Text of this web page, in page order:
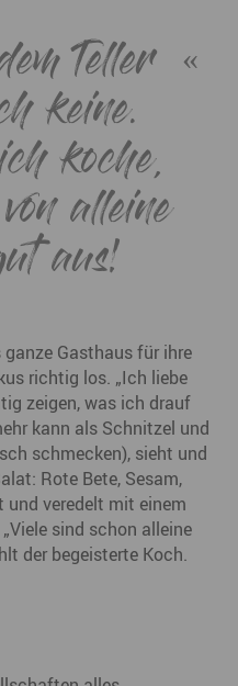
Teller
keine.
koche,
alleine
aus!
Gasthaus für ihre
richtig los. „Ich liebe
zeigen, was ich drauf
kann als Schnitzel und
schmecken), sieht und
Rote Bete, Sesam,
und veredelt mit einem
sind schon alleine
der begeisterte Koch.